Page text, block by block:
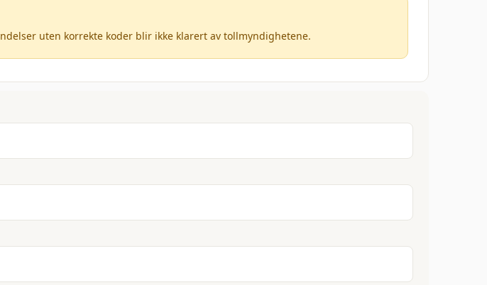
uten korrekte koder blir ikke klarert av tollmyndighetene.